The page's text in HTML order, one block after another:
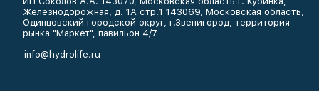
Железнодорожная, д. 1А стр.1 143069, Московская область,
Одинцовский городской округ, г.Звенигород, территория
рынка "Маркет", павильон 4/7
info@hydrolife.ru